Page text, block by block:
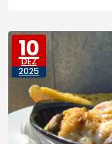
10
DEZ
2025